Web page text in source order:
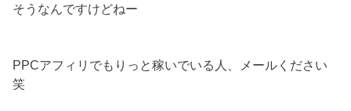
そうなんですけどねー
PPCアフィリでもりっと稼いでいる人、メールください
笑